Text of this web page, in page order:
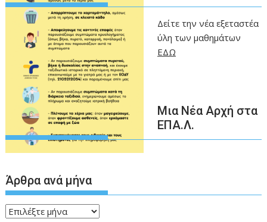
Δείτε την νέα εξεταστέα
ύλη των μαθημάτων
ΕΔΩ
Μια Νέα Αρχή στα
ΕΠΑ.Λ.
Άρθρα ανά μήνα
Άρθρα